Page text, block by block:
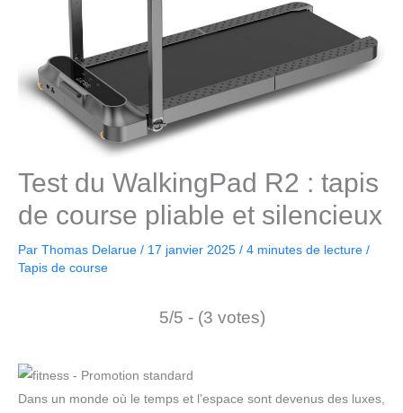
Test du WalkingPad R2 : tapis
de course pliable et silencieux
Par Thomas Delarue / 17 janvier 2025 / 4 minutes de lecture /
Tapis de course
5/5 - (3 votes)
Dans un monde où le temps et l’espace sont devenus des luxes,